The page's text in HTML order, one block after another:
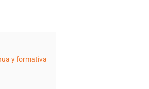
y formativa